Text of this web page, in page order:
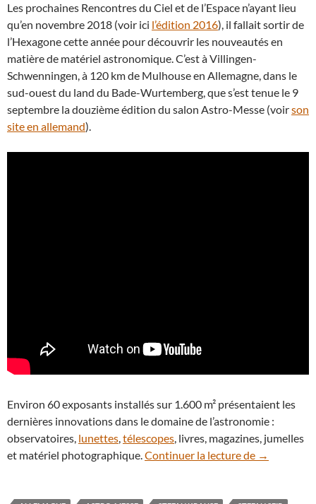
Les prochaines Rencontres du Ciel et de l’Espace n’ayant lieu
qu’en novembre 2018 (voir ici l’édition 2016), il fallait sortir de
l’Hexagone cette année pour découvrir les nouveautés en
matière de matériel astronomique. C’est à Villingen-
Schwenningen, à 120 km de Mulhouse en Allemagne, dans le
sud-ouest du land du Bade-Wurtemberg, que s’est tenue le 9
septembre la douzième édition du salon Astro-Messe (voirson
site en allemand).
Environ 60 exposants installés sur 1.600 m² présentaient les
dernières innovations dans le domaine de l’astronomie :
observatoires, lunettes,télescopes, livres, magazines, jumelles
et matériel photographique.Continuer la lecture de En vidéo :
→